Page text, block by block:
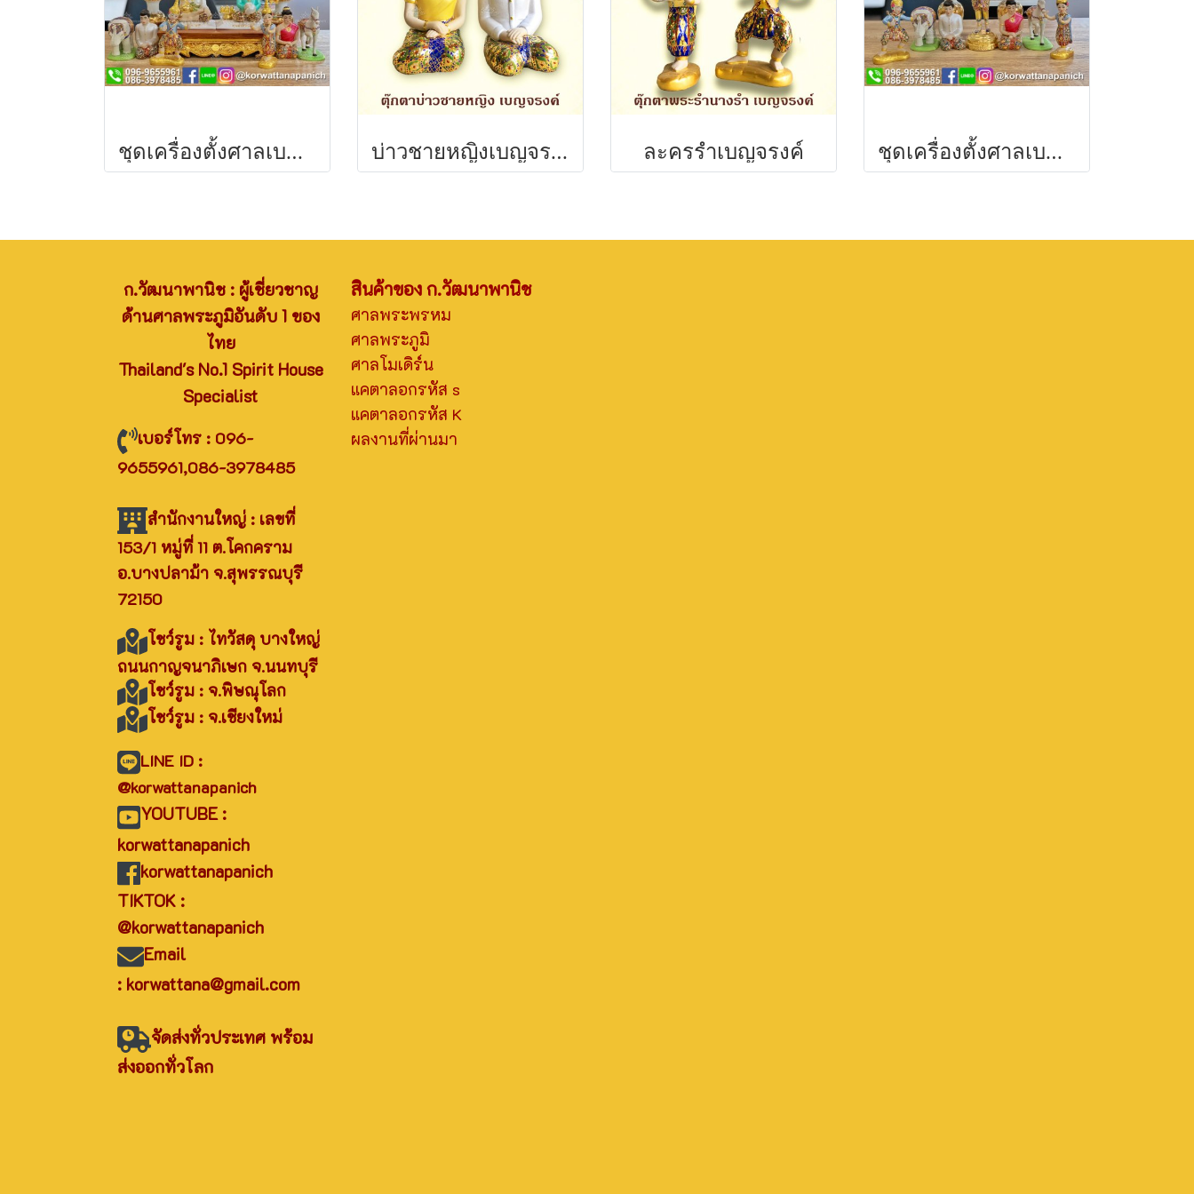
ชุดเครื่องตั้งศาลเบญจรงค์สำหรับศาลเจ้าที่(คุณตาคุณยาย) บ่าวชายหญิงเบญจรงค์ ละครรำเบญจรงค์ ชุดเครื่องตั้งศาลเบญจรงค์สำหรับศาลพระภูมิ
ก.วัฒนาพานิช : ผู้เชี่ยวชาญ
ด้านศาลพระภูมิอันดับ 1 ของ
ไทย
Thailand's No.1 Spirit House
Specialist
เบอร์โทร : 096-
9655961,086-3978485
สำนักงานใหญ่ : เลขที่
153/1 หมู่ที่ 11 ต.โคกคราม
อ.บางปลาม้า จ.สุพรรณบุรี
72150
โชว์รูม : ไทวัสดุ บางใหญ่
ถนนกาญจนาภิเษก จ.นนทบุรี
โชว์รูม : จ.พิษณุโลก
โชว์รูม : จ.เชียงใหม่
LINE ID :
@korwattanapanich
YOUTUBE :
korwattanapanich
korwattanapanich
TIKTOK :
@korwattanapanich
Email
: korwattana@gmail.com
จัดส่งทั่วประเทศ พร้อม
ส่งออกทั่วโลก
สินค้าของ ก.วัฒนาพานิช
ศาลพระพรหม
ศาลพระภูมิ
ศาลโมเดิร์น
แคตาลอกรหัส s
แคตาลอกรหัส K
ผลงานที่ผ่านมา